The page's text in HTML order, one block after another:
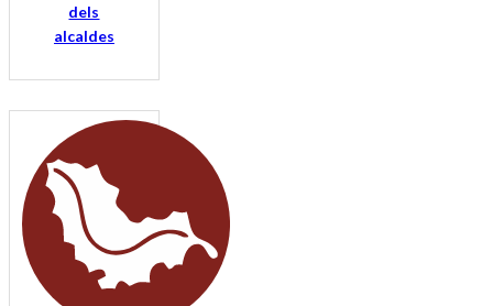
dels
alcaldes